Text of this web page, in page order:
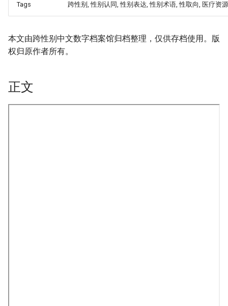
Tags 跨性别, 性别认同, 性别表达, 性别术语, 性取向, 医疗资
本文由跨性别中文数字档案馆归档整理，仅供存档使用。版
权归原作者所有。
正文